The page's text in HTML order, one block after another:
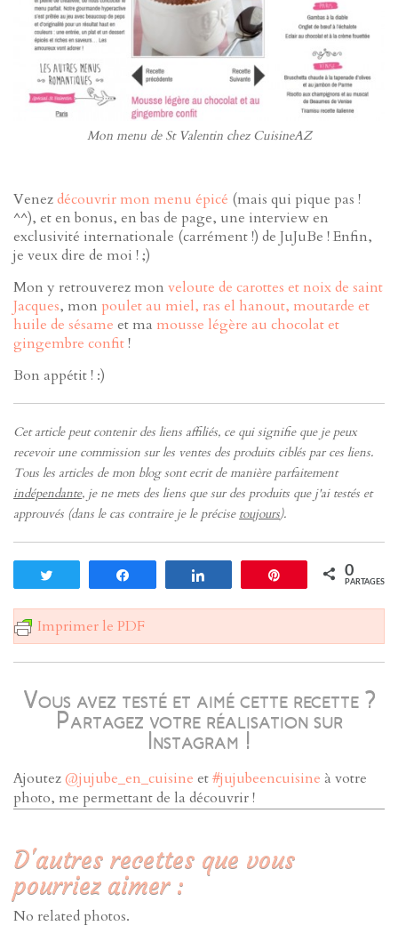
Mon menu de St Valentin chez CuisineAZ
Venezdécouvrir mon menu épicé (mais qui pique pas !
^^), et en bonus, en bas de page, une interview en
exclusivité internationale (carrément !) de JuJuBe ! Enfin,
je veux dire de moi ! ;)
Mon y retrouverez mon veloute de carottes et noix de saint
Jacques, mon poulet au miel, ras el hanout, moutarde et
huile de sésame et ma mousse légère au chocolat et
gingembre confit!
Bon appétit ! :)
Cet article peut contenir des liens affiliés, ce qui signifie que je peux
recevoir une commission sur les ventes des produits ciblés par ces liens.
Tous les articles de mon blog sont ecrit de manière parfaitement
indépendante, je ne mets des liens que sur des produits que j'ai testés et
approuvés (dans le cas contraire je le précise toujours).
Enregistrer
0
PARTAGES
Imprimer le PDF
Vous avez testé et aimé cette recette ?
Partagez votre réalisation sur
Instagram !
Ajoutez@jujube_en_cuisine et#jujubeencuisine à votre
photo, me permettant de la découvrir !
D'autres recettes que vous
pourriez aimer :
No related photos.